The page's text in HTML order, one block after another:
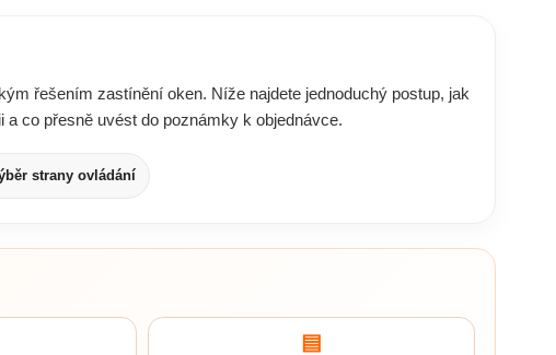
řešením zastínění oken. Níže najdete jednoduchý postup, jak
co přesně uvést do poznámky k objednávce.
strany ovládání
▤